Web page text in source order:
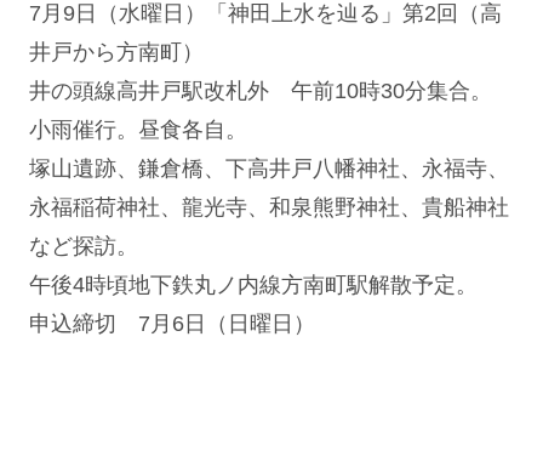
7月9日（水曜日）「神田上水を辿る」第2回（高
井戸から方南町）
井の頭線高井戸駅改札外 午前10時30分集合。
小雨催行。昼食各自。
塚山遺跡、鎌倉橋、下高井戸八幡神社、永福寺、
永福稲荷神社、龍光寺、和泉熊野神社、貴船神社
など探訪。
午後4時頃地下鉄丸ノ内線方南町駅解散予定。
申込締切 7月6日（日曜日）